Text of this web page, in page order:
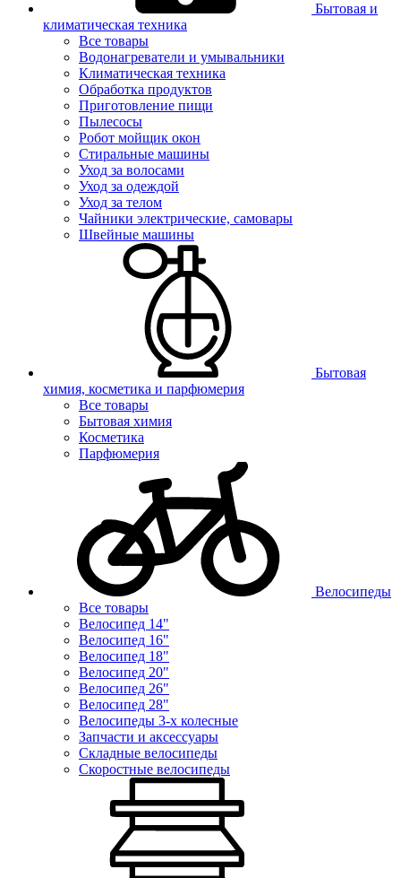
Бытовая и
климатическая техника
Все товары
Водонагреватели и умывальники
Климатическая техника
Обработка продуктов
Приготовление пищи
Пылесосы
Робот мойщик окон
Стиральные машины
Уход за волосами
Уход за одеждой
Уход за телом
Чайники электрические, самовары
Швейные машины
Бытовая
химия, косметика и парфюмерия
Все товары
Бытовая химия
Косметика
Парфюмерия
Велосипеды
Все товары
Велосипед 14"
Велосипед 16"
Велосипед 18"
Велосипед 20"
Велосипед 26"
Велосипед 28"
Велосипеды 3-х колесные
Запчасти и аксессуары
Складные велосипеды
Скоростные велосипеды